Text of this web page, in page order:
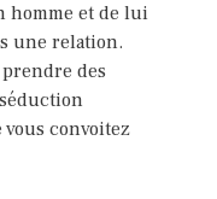
homme et de lui
une relation.
des
convoitez